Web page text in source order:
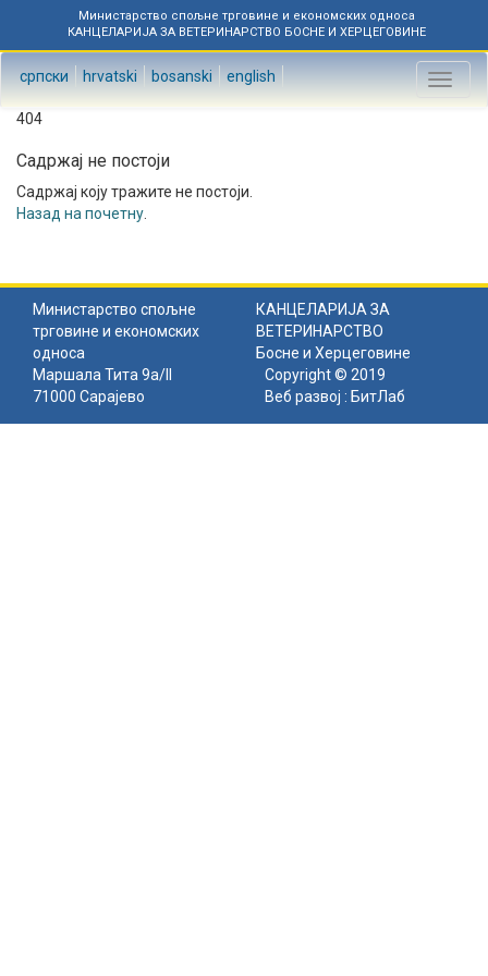
Министарство спољне трговине и економских односа
КАНЦЕЛАРИЈА ЗА ВЕТЕРИНАРСТВО БОСНЕ И ХЕРЦЕГОВИНЕ
српски hrvatski bosanski english
Toggle
404
Садржај не постоји
Садржај коју тражите не постоји.
Назад на почетну
Министарство спољне
трговине и економских
односа
КАНЦЕЛАРИЈА ЗА
ВЕТЕРИНАРСТВО
Босне и Херцеговине
Маршала Тита 9а/II
71000 Сарајево
Copyright © 2019
Веб развој : БитЛаб